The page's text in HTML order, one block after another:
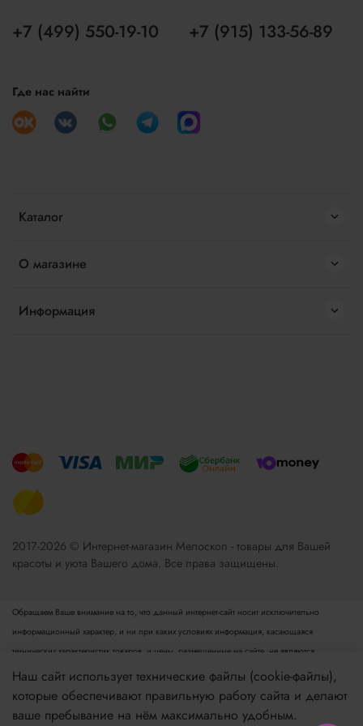
Каталог
О магазине
Информация
+7 (499) 550-19-10 +7 (915) 133-56-89
Где нас найти
2017-2026 © Интернет-магазин Мелоскоп - товары для Вашей
красоты и уюта Вашего дома. Все права защищены.
Обращаем Ваше внимание на то, что данный интернет-сайт носит исключительно
информационный характер, и ни при каких условиях информация, касающаяся
технических характеристик товаров, и цены, размещенные на сайте, не являются
публичной офертой, определяемой положениями пункта 2 статьи 437 Гражданского
кодекса РФ. Для получения подробной информации просьба обращаться к менеджеру.
Опубликованная на данном сайте информация может быть изменена в любое время без
Наш сайт использует технические файлы (cookie-файлы),
которые обеспечивают правильную работу сайта и делают
ваше пребывание на нём максимально удобным.